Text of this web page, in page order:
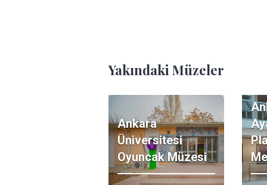
Yakındaki Müzeler
Ankara
Üniversitesi
Oyuncak Müzesi